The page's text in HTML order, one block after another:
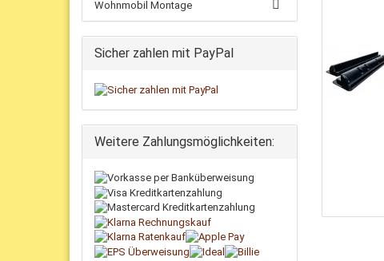
Wohnmobil Montage
Sicher zahlen mit PayPal
Weitere Zahlungsmöglichkeiten: